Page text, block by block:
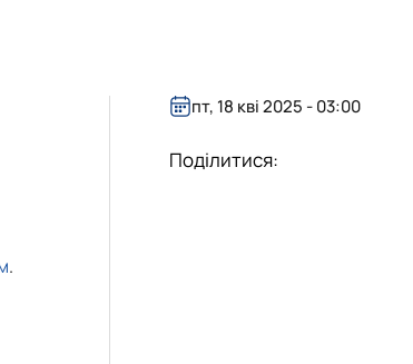
.
пт, 18 кві 2025 - 03:00
Поділитися: